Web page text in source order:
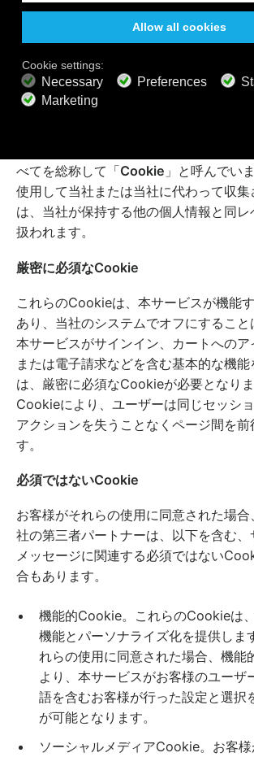
Cookieとは、ブラウザを使用してオン
ブレット、またはその他の端末の専用の
る小さなテキストファイルを指します。
やトラッキングピクセルなどの他のトラ
べてを総称して「Cookie 」と呼んでい
使用して当社または当社に代わって収集
は、当社が保持する他の個人情報と同
扱われます。
厳密に必須なCookie
これらのCookieは、本サービスが機能
あり、当社のシステムでオフにすること
本サービスがサインイン、カートへのア
または電子請求などを含む基本的な機能
は、厳密に必須なCookieが必要となり
Cookieにより、ユーザーは同じセッシ
アクションを失うことなくページ間を前
す。
必須ではないCookie
お客様がそれらの使用に同意された場合
社の第三者パートナーは、以下を含む
メッセージに関連する必須ではない
合もあります。
機能的Cookie。これらのCookieは
機能とパーソナライズ化を提供しま
れらの使用に同意された場合、機能
より、本サービスがお客様のユーザ
語を含むお客様が行った設定と選択
が可能となります。
ソーシャルメディアCookie。お客